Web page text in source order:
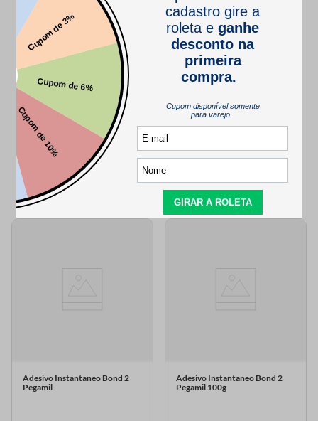
Este produto ainda não tem perguntas
SEJA O PRIMEIRO A PERGUNTAR
TAMBÉM VIU..
Adesivo Instantaneo Bond 2
Pegamil
Adesivo Instantaneo Bond 2
Pegamil 100g